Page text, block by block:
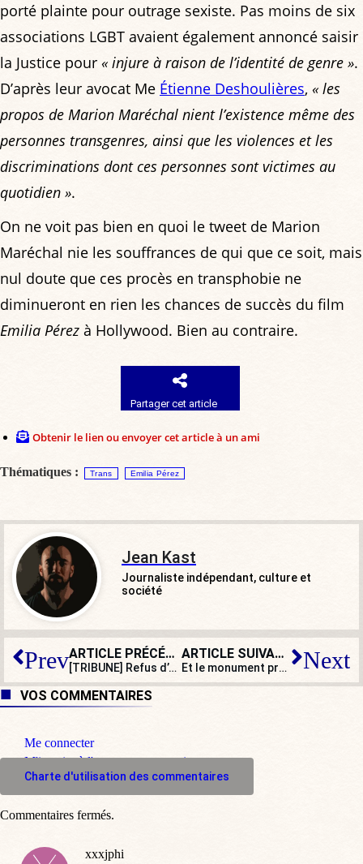
porté plainte pour outrage sexiste. Pas moins de six
associations LGBT avaient également annoncé saisir
la Justice pour « injure à raison de l’identité de genre ».
D’après leur avocat Me Étienne Deshoulières, « les
propos de Marion Maréchal nient l’existence même des
personnes transgenres, ainsi que les violences et les
discriminations dont ces personnes sont victimes au
quotidien ».
On ne voit pas bien en quoi le tweet de Marion
Maréchal nie les souffrances de qui que ce soit, mais
nul doute que ces procès en transphobie ne
diminueront en rien les chances de succès du film
Emilia Pérez à Hollywood. Bien au contraire.
Partager cet article
Obtenir le lien ou envoyer cet article à un ami
Thématiques : Trans Emilia Pérez
Jean Kast
Journaliste indépendant, culture et
société
Prev ARTICLE PRÉCÉDENT
[TRIBUNE] Refus d’obtempérer: pour les policiers, c’est l’hôpital ou la prison
ARTICLE SUIVANT
Et le monument préféré des Français en 2024 est… Next
VOS COMMENTAIRES
Me connecter
M'inscrire à l'espace commentaire
Charte d'utilisation des commentaires
xxxjphi
Commentaires fermés.